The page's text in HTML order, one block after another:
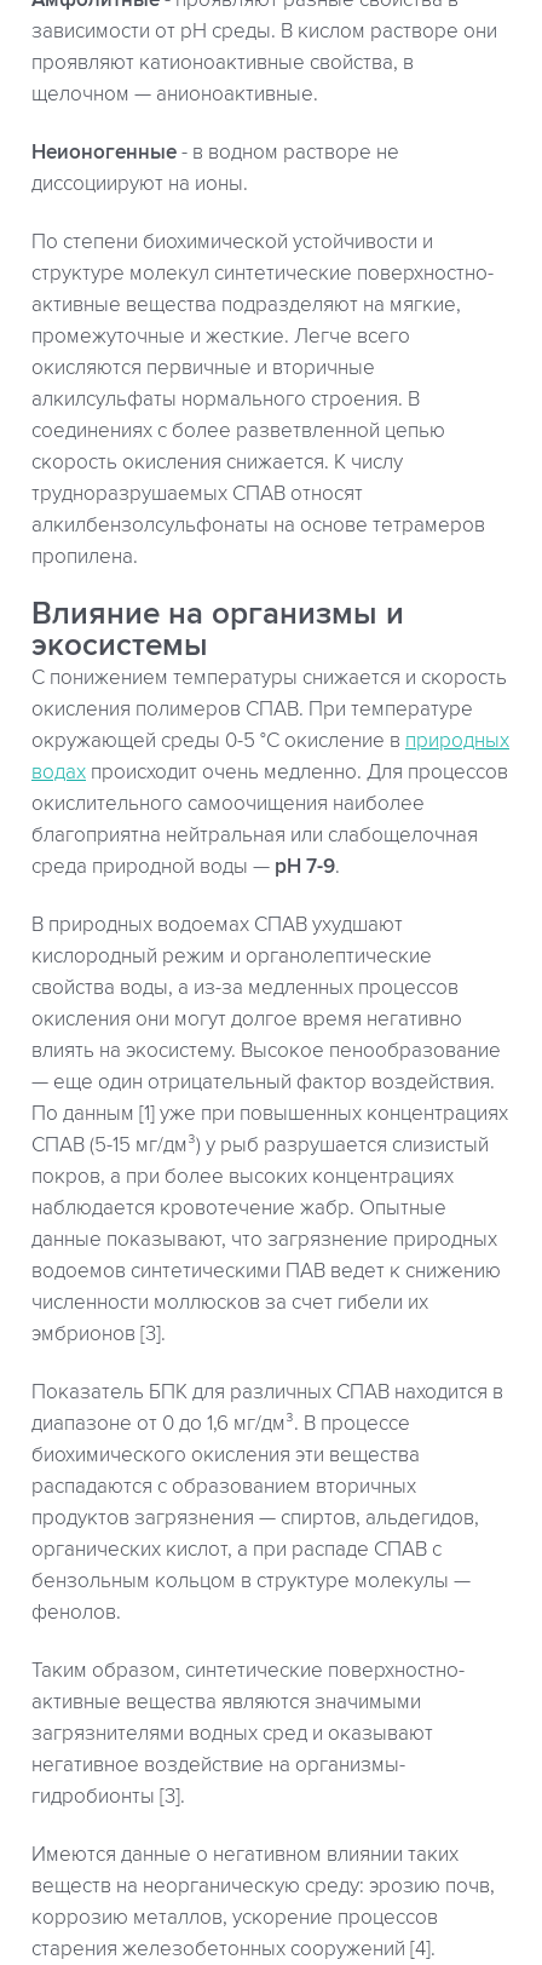
зависимости от pH среды. В кислом растворе они
проявляют катионоактивные свойства, в
щелочном — анионоактивные.
Неионогенные - в водном растворе не
диссоциируют на ионы.
По степени биохимической устойчивости и
структуре молекул синтетические поверхностно-
активные вещества подразделяют на мягкие,
промежуточные и жесткие. Легче всего
окисляются первичные и вторичные
алкилсульфаты нормального строения. В
соединениях с более разветвленной цепью
скорость окисления снижается. К числу
трудноразрушаемых СПАВ относят
алкилбензолсульфонаты на основе тетрамеров
пропилена.
Влияние на организмы и
экосистемы
C понижением температуры снижается и скорость
окисления полимеров СПАВ. При температуре
окружающей среды 0-5 °С окисление в природных
водах происходит очень медленно. Для процессов
окислительного самоочищения наиболее
благоприятна нейтральная или слабощелочная
среда природной воды — pH 7-9.
В природных водоемах СПАВ ухудшают
кислородный режим и органолептические
свойства воды, а из-за медленных процессов
окисления они могут долгое время негативно
влиять на экосистему. Высокое пенообразование
— еще один отрицательный фактор воздействия.
По данным [1] уже при повышенных концентрациях
СПАВ (5-15 мг/дм³) у рыб разрушается слизистый
покров, а при более высоких концентрациях
наблюдается кровотечение жабр. Опытные
данные показывают, что загрязнение природных
водоемов синтетическими ПАВ ведет к снижению
численности моллюсков за счет гибели их
эмбрионов [3].
Показатель БПК для различных СПАВ находится в
диапазоне от 0 до 1,6 мг/дм³. В процессе
биохимического окисления эти вещества
распадаются с образованием вторичных
продуктов загрязнения — спиртов, альдегидов,
органических кислот, а при распаде СПАВ с
бензольным кольцом в структуре молекулы —
фенолов.
Таким образом, синтетические поверхностно-
активные вещества являются значимыми
загрязнителями водных сред и оказывают
негативное воздействие на организмы-
гидробионты [3].
Имеются данные о негативном влиянии таких
веществ на неорганическую среду: эрозию почв,
коррозию металлов, ускорение процессов
старения железобетонных сооружений [4].